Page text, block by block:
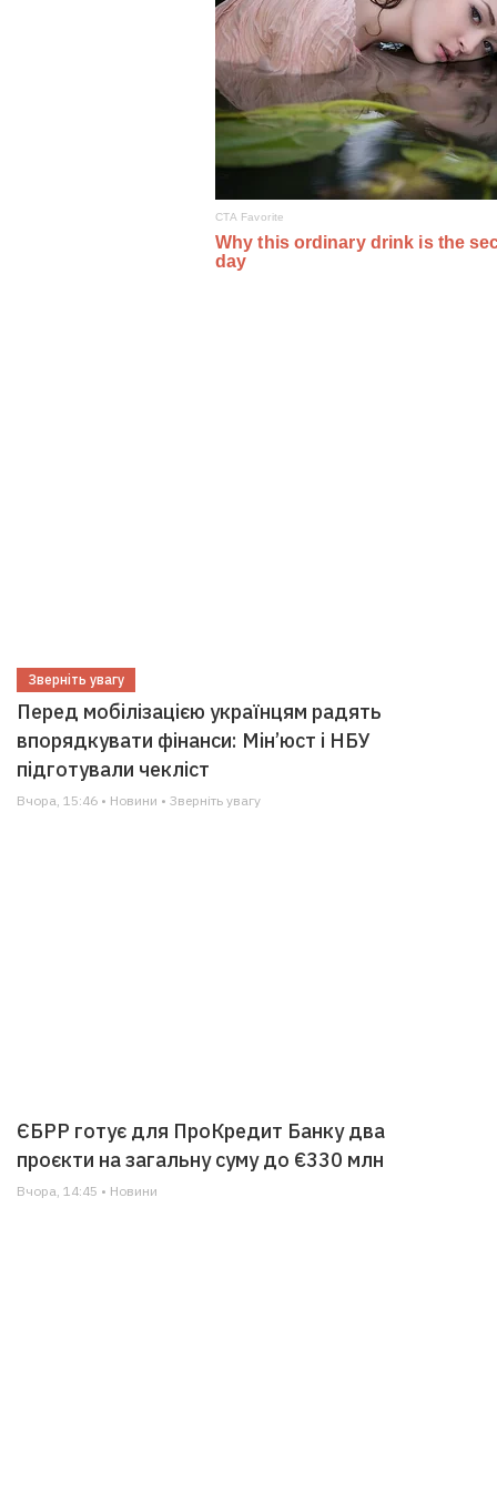
Зверніть увагу
Перед мобілізацією українцям радять
впорядкувати фінанси: Мін’юст і НБУ
підготували чекліст
Вчора, 15:46 • Новини • Зверніть увагу
ЄБРР готує для ПроКредит Банку два
проєкти на загальну суму до €330 млн
Вчора, 14:45 • Новини